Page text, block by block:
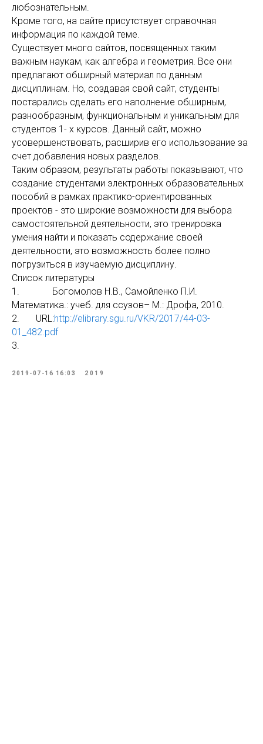
любознательным.
Кроме того, на сайте присутствует справочная
информация по каждой теме.
Существует много сайтов, посвященных таким
важным наукам, как алгебра и геометрия. Все они
предлагают обширный материал по данным
дисциплинам. Но, создавая свой сайт, студенты
постарались сделать его наполнение обширным,
разнообразным, функциональным и уникальным для
студентов 1- х курсов. Данный сайт, можно
усовершенствовать, расширив его использование за
счет добавления новых разделов.
Таким образом, результаты работы показывают, что
создание студентами электронных образовательных
пособий в рамках практико-ориентированных
проектов - это широкие возможности для выбора
самостоятельной деятельности, это тренировка
умения найти и показать содержание своей
деятельности, это возможность более полно
погрузиться в изучаемую дисциплину.
Список литературы
1. Богомолов Н.В., Самойленко П.И.
Математика.: учеб. для ссузов– М.: Дрофа, 2010.
2. URL:http://elibrary.sgu.ru/VKR/2017/44-03-
01_482.pdf
3.
2019-07-16 16:03 2019